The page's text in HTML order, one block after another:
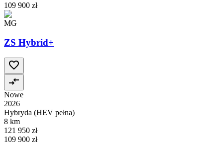
109 900 zł
MG
ZS Hybrid+
Nowe
2026
Hybryda (HEV pełna)
8 km
121 950 zł
109 900 zł